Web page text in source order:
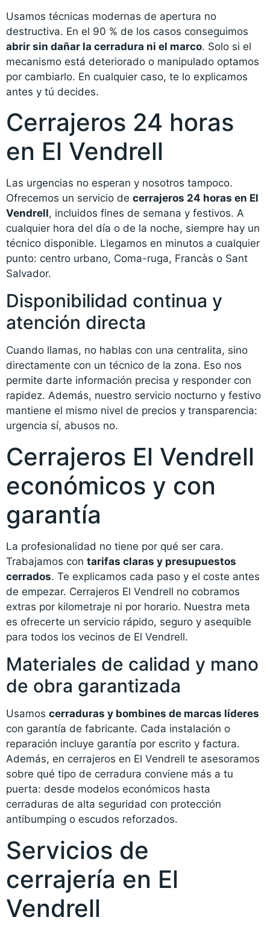
Usamos técnicas modernas de apertura no
destructiva. En el 90 % de los casos conseguimos
abrir sin dañar la cerradura ni el marco. Solo si el
mecanismo está deteriorado o manipulado optamos
por cambiarlo. En cualquier caso, te lo explicamos
antes y tú decides.
Cerrajeros 24 horas
en El Vendrell
Las urgencias no esperan y nosotros tampoco.
Ofrecemos un servicio de cerrajeros 24 horas en El
Vendrell, incluidos fines de semana y festivos. A
cualquier hora del día o de la noche, siempre hay un
técnico disponible. Llegamos en minutos a cualquier
punto: centro urbano, Coma-ruga, Francàs o Sant
Salvador.
Disponibilidad continua y
atención directa
Cuando llamas, no hablas con una centralita, sino
directamente con un técnico de la zona. Eso nos
permite darte información precisa y responder con
rapidez. Además, nuestro servicio nocturno y festivo
mantiene el mismo nivel de precios y transparencia:
urgencia sí, abusos no.
Cerrajeros El Vendrell
económicos y con
garantía
La profesionalidad no tiene por qué ser cara.
Trabajamos con tarifas claras y presupuestos
cerrados. Te explicamos cada paso y el coste antes
de empezar. Cerrajeros El Vendrell no cobramos
extras por kilometraje ni por horario. Nuestra meta
es ofrecerte un servicio rápido, seguro y asequible
para todos los vecinos de El Vendrell.
Materiales de calidad y mano
de obra garantizada
Usamos cerraduras y bombines de marcas líderes
con garantía de fabricante. Cada instalación o
reparación incluye garantía por escrito y factura.
Además, en cerrajeros en El Vendrell te asesoramos
sobre qué tipo de cerradura conviene más a tu
puerta: desde modelos económicos hasta
cerraduras de alta seguridad con protección
antibumping o escudos reforzados.
Servicios de
cerrajería en El
Vendrell